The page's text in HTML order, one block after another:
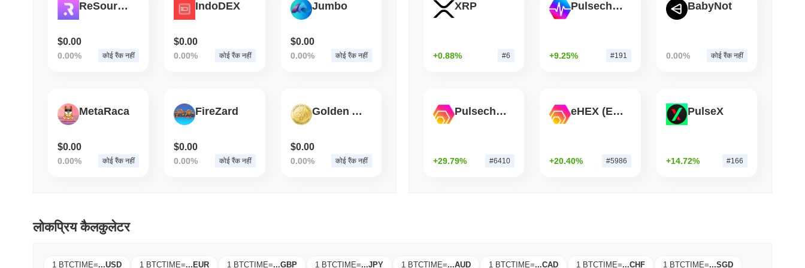
August 06 2026(1 day ago) 3 न्यूनतम पढ़ें
ReSource Protocol
$0.00
0.00% कोई रैंक नहीं
IndoDEX
$0.00
0.00% कोई रैंक नहीं
Jumbo
$0.00
0.00% कोई रैंक नहीं
MetaRaca
$0.00
0.00% कोई रैंक नहीं
FireZard
$0.00
0.00% कोई रैंक नहीं
Golden Age
$0.00
0.00% कोई रैंक नहीं
XRP
+0.88% #6
Pulsechain
+9.25% #191
BabyNot
0.00% कोई रैंक नहीं
Pulsechain Bridged HEX (Pulsechain)
+29.79% #6410
eHEX (Ethereum)
+20.40% #5986
PulseX
+14.72% #166
लोकप्रिय कैलकुलेटर
1 BTCTIME=...USD 1 BTCTIME=...EUR 1 BTCTIME=...GBP 1 BTCTIME=...JPY 1 BTCTIME=...AUD 1 BTCTIME=...CAD 1 BTCTIME=...CHF 1 BTCTIME=...SGD